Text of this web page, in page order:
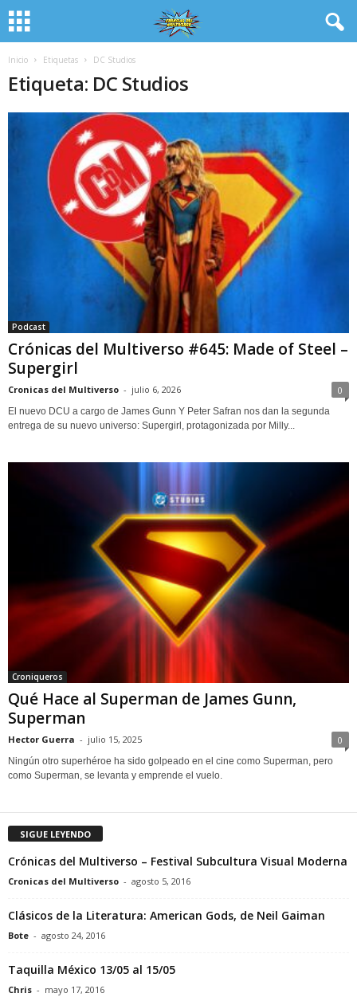
Inicio Etiquetas DC Studios
Etiqueta: DC Studios
Podcast
Crónicas del Multiverso #645: Made of Steel –
Supergirl
Cronicas del Multiverso - julio 6, 2026 0
El nuevo DCU a cargo de James Gunn Y Peter Safran nos dan la segunda
entrega de su nuevo universo: Supergirl, protagonizada por Milly...
Croniqueros
Qué Hace al Superman de James Gunn,
Superman
Hector Guerra - julio 15, 2025 0
Ningún otro superhéroe ha sido golpeado en el cine como Superman, pero
como Superman, se levanta y emprende el vuelo.
SIGUE LEYENDO
Crónicas del Multiverso – Festival Subcultura Visual Moderna
Cronicas del Multiverso - agosto 5, 2016
Clásicos de la Literatura: American Gods, de Neil Gaiman
Bote - agosto 24, 2016
Taquilla México 13/05 al 15/05
Chris - mayo 17, 2016